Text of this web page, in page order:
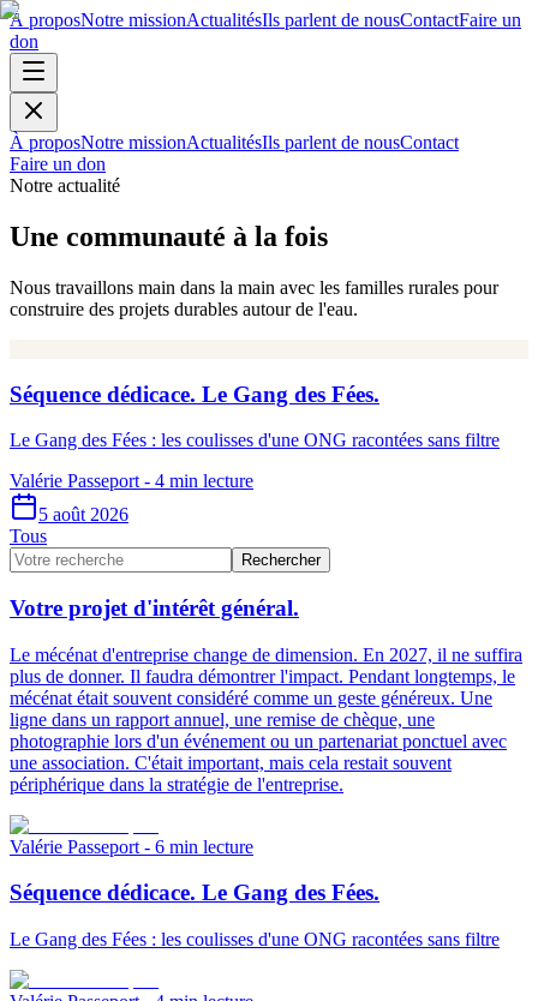
À proposNotre missionActualitésIls parlent de nousContactFaire un
don
À proposNotre missionActualitésIls parlent de nousContact
Faire un don
Notre actualité
Une communauté à la fois
Nous travaillons main dans la main avec les familles rurales pour
construire des projets durables autour de l'eau.
Séquence dédicace. Le Gang des Fées.
Le Gang des Fées : les coulisses d'une ONG racontées sans filtre
Valérie Passeport - 4 min lecture
5 août 2026
Tous
Rechercher
Votre projet d'intérêt général.
Le mécénat d'entreprise change de dimension. En 2027, il ne suffira
plus de donner. Il faudra démontrer l'impact. Pendant longtemps, le
mécénat était souvent considéré comme un geste généreux. Une
ligne dans un rapport annuel, une remise de chèque, une
photographie lors d'un événement ou un partenariat ponctuel avec
une association. C'était important, mais cela restait souvent
périphérique dans la stratégie de l'entreprise.
Valérie Passeport - 6 min lecture
Séquence dédicace. Le Gang des Fées.
Le Gang des Fées : les coulisses d'une ONG racontées sans filtre